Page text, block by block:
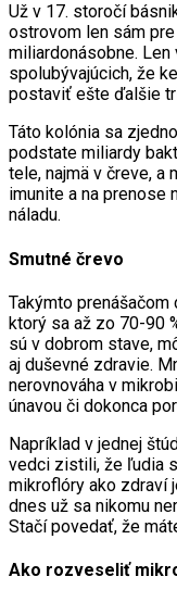
Už v 17. storočí
ostrovom len sám
miliardonásobne.
spolubývajúcich, že
postaviť ešte ďalšie
Táto kolónia sa
podstate miliardy
tele, najmä v čreve, a
imunite a na prenose
náladu.
Smutné črevo
Takýmto prenášačom
ktorý sa až zo 70-90
sú v dobrom stave,
aj duševné zdravie.
nerovnováha v
únavou či dokonca
Napríklad v jednej
vedci zistili, že ľudia
mikroflóry ako zdraví
dnes už sa nikomu
Stačí povedať, že
Ako rozveseliť